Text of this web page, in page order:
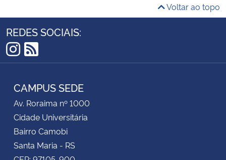
Voltar ao topo
REDES SOCIAIS:
Instagram
RSS
CAMPUS SEDE
Av. Roraima nº 1000
Cidade Universitária
Bairro Camobi
Santa Maria - RS